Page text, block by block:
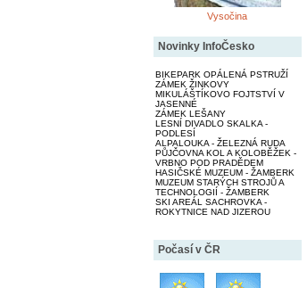
Vysočina
Novinky InfoČesko
BIKEPARK OPÁLENÁ PSTRUŽÍ
ZÁMEK ŽINKOVY
MIKULÁŠTÍKOVO FOJTSTVÍ V
JASENNÉ
ZÁMEK LEŠANY
LESNÍ DIVADLO SKALKA -
PODLESÍ
ALPALOUKA - ŽELEZNÁ RUDA
PŮJČOVNA KOL A KOLOBĚŽEK -
VRBNO POD PRADĚDEM
HASIČSKÉ MUZEUM - ŽAMBERK
MUZEUM STARÝCH STROJŮ A
TECHNOLOGIÍ - ŽAMBERK
SKI AREÁL SACHROVKA -
ROKYTNICE NAD JIZEROU
Počasí v ČR